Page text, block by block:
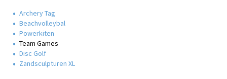
Archery Tag
Beachvolleybal
Powerkiten
Team Games
Disc Golf
Zandsculpturen XL